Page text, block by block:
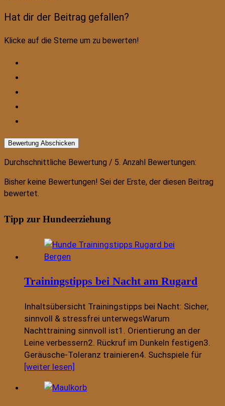
Hat dir der Beitrag gefallen?
Klicke auf die Sterne um zu bewerten!
Bewertung Abschicken
Durchschnittliche Bewertung / 5. Anzahl Bewertungen:
Bisher keine Bewertungen! Sei der Erste, der diesen Beitrag
bewertet.
Tipp zur Hundeerziehung
Trainingstipps bei Nacht am Rugard
Inhaltsübersicht Trainingstipps bei Nacht: Sicher,
sinnvoll & stressfrei unterwegsWarum
Nachttraining sinnvoll ist1. Orientierung an der
Leine verbessern2. Rückruf im Dunkeln festigen3.
Geräusche-Toleranz trainieren4. Suchspiele für
[weiter lesen]